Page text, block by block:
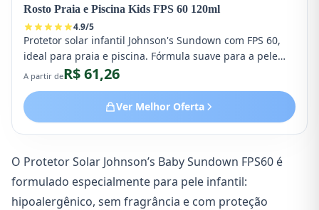
Rosto Praia e Piscina Kids FPS 60 120ml
4.9/5
Protetor solar infantil Johnson's Sundown com FPS 60,
ideal para praia e piscina. Fórmula suave para a pele
delicada dos bebês, resistente à água e com alta
perfeita para levar nos passeios.
A partir deR$ 61,26
Ver Melhor Oferta
O Protetor Solar Johnson’s Baby Sundown FPS60 é
formulado especialmente para pele infantil:
hipoalergênico, sem fragrância e com proteção